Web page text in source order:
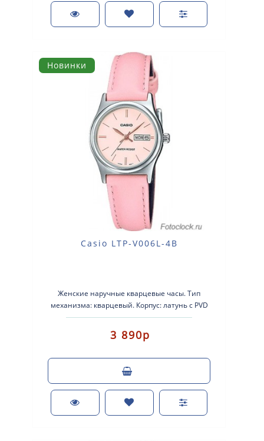
Новинки
Casio LTP-V006L-4B
Женские наручные кварцевые часы. Тип
механизма: кварцевый. Корпус: латунь с PVD
покрытием Рем..
3 890р